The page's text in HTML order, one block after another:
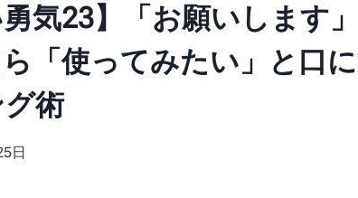
勇気23】「お願いします
「使ってみたい」と口
術
日